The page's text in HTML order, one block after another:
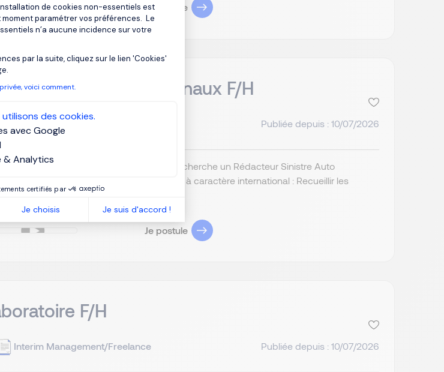
de cookies non-essentiels est
moment paramétrer vos préférences. Le
n’a aucune incidence sur votre
par la suite, cliquez sur le lien 'Cookies'
voici comment.
des cookies.
avec Google
& Analytics
certifiés par
Je choisis Je suis d'accord !
Axeptio consent
Je postule
Auto Internationaux F/H
EUR 32K à 37K par an Publiée depuis : 10/07/2026
dans le secteur de l’assurance, recherche un Rédacteur Sinistre Auto
missions seront : Instruire des sinistres à caractère international : Recueillir les
la compétence de l’organisme, ...
Je postule
F/H
Interim Management/Freelance Publiée depuis : 10/07/2026